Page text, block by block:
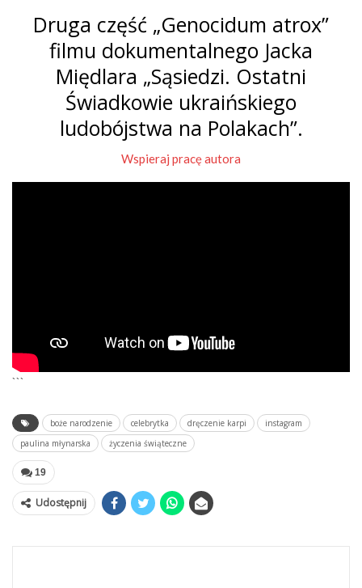
Druga część „Genocidum atrox”
filmu dokumentalnego Jacka
Międlara „Sąsiedzi. Ostatni
Świadkowie ukraińskiego
ludobójstwa na Polakach”.
Wspieraj pracę autora
```
boże narodzenie celebrytka dręczenie karpi
instagram
paulina młynarska
życzenia świąteczne
19
Udostępnij